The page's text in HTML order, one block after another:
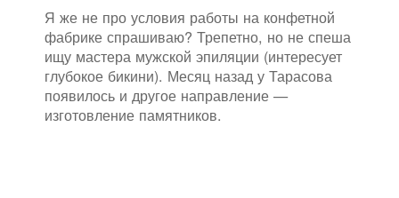
Я же не про условия работы на конфетной
фабрике спрашиваю? Трепетно, но не спеша
ищу мастера мужской эпиляции (интересует
глубокое бикини). Месяц назад у Тарасова
появилось и другое направление —
изготовление памятников.